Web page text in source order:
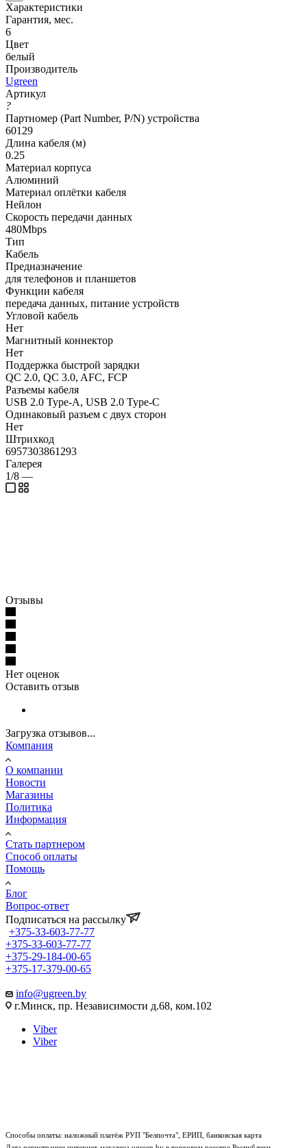
Характеристики
Гарантия, мес.
6
Цвет
белый
Производитель
Ugreen
Артикул
?
Партномер (Part Number, P/N) устройства
60129
Длина кабеля (м)
0.25
Материал корпуса
Алюминий
Материал оплётки кабеля
Нейлон
Скорость передачи данных
480Mbps
Тип
Кабель
Предназначение
для телефонов и планшетов
Функции кабеля
передача данных, питание устройств
Угловой кабель
Нет
Магнитный коннектор
Нет
Поддержка быстрой зарядки
QC 2.0, QC 3.0, AFC, FCP
Разъемы кабеля
USB 2.0 Type-A, USB 2.0 Type-C
Одинаковый разъем с двух сторон
Нет
Штрихкод
6957303861293
Галерея
1/8 —
Отзывы
Нет оценок
Оставить отзыв
Загрузка отзывов...
Компания
О компании
Новости
Магазины
Политика
Информация
Стать партнером
Способ оплаты
Помощь
Блог
Вопрос-ответ
Подписаться на рассылку
+375-33-603-77-77
+375-33-603-77-77
+375-29-184-00-65
+375-17-379-00-65
info@ugreen.by
г.Минск, пр. Независимости д.68, ком.102
Viber
Viber
Способы оплаты: наложный платёж РУП "Белпочта", ЕРИП, банковская карта